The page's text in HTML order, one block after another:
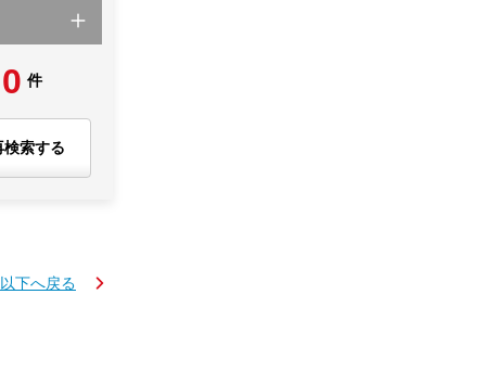
0 件
検索する
下へ戻る